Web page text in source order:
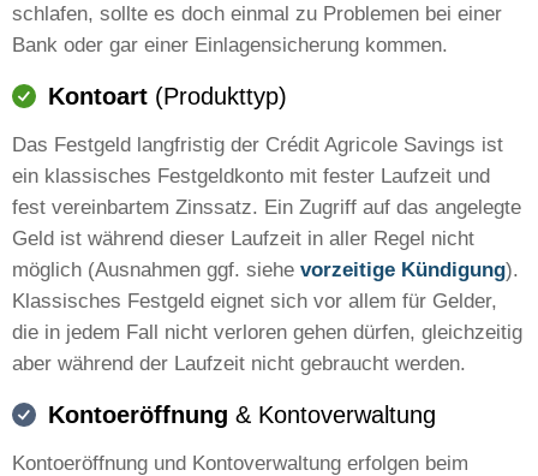
schlafen, sollte es doch einmal zu Problemen bei einer
Bank oder gar einer Einlagensicherung kommen.
Kontoart (Produkttyp)
Das Festgeld langfristig der Crédit Agricole Savings ist
ein klassisches Festgeldkonto mit fester Laufzeit und
fest vereinbartem Zinssatz. Ein Zugriff auf das angelegte
Geld ist während dieser Laufzeit in aller Regel nicht
möglich (Ausnahmen ggf. siehe vorzeitige Kündigung).
Klassisches Festgeld eignet sich vor allem für Gelder,
die in jedem Fall nicht verloren gehen dürfen, gleichzeitig
aber während der Laufzeit nicht gebraucht werden.
Kontoeröffnung & Kontoverwaltung
Kontoeröffnung und Kontoverwaltung erfolgen beim